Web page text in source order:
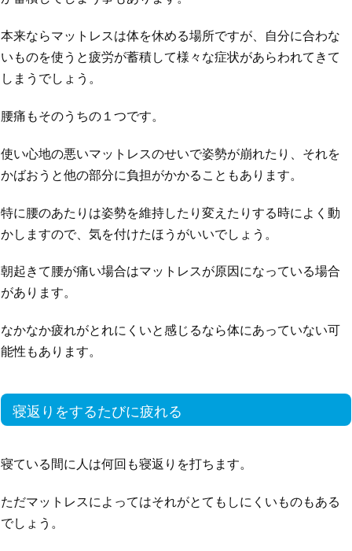
本来ならマットレスは体を休める場所ですが、自分に合わな
いものを使うと疲労が蓄積して様々な症状があらわれてきて
しまうでしょう。
腰痛もそのうちの１つです。
使い心地の悪いマットレスのせいで姿勢が崩れたり、それを
かばおうと他の部分に負担がかかることもあります。
特に腰のあたりは姿勢を維持したり変えたりする時によく動
かしますので、気を付けたほうがいいでしょう。
朝起きて腰が痛い場合はマットレスが原因になっている場合
があります。
なかなか疲れがとれにくいと感じるなら体にあっていない可
能性もあります。
寝返りをするたびに疲れる
寝ている間に人は何回も寝返りを打ちます。
ただマットレスによってはそれがとてもしにくいものもある
でしょう。